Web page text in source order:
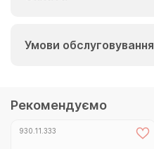
Умови обслуговування
Рекомендуємо
930.11.333